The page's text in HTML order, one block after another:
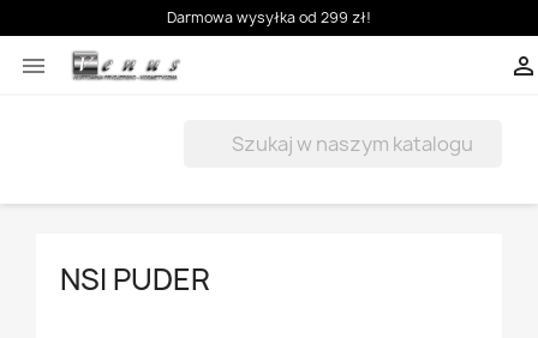
Darmowa wysyłka od 299 zł!
 
NSI PUDER